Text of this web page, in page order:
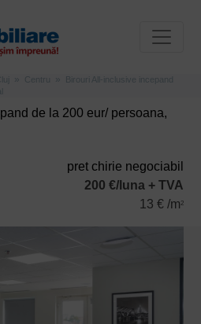
Centru
Birouri All-inclusive incepand
de la 200 eur/ persoana,
pret chirie negociabil
200 €/luna + TVA
13 € /m2